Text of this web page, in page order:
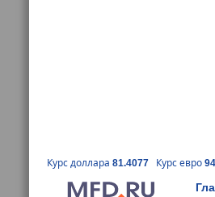
Курс доллара 81.4077 Курс евро